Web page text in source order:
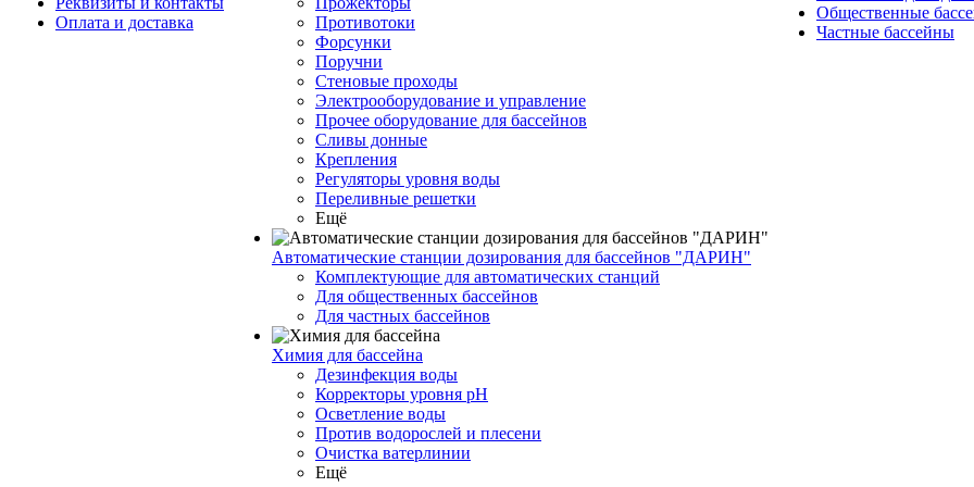
Оплата и доставка
Противотоки
Форсунки
Поручни
Стеновые проходы
Электрооборудование и управление
Прочее оборудование для бассейнов
Сливы донные
Крепления
Регуляторы уровня воды
Переливные решетки
Ещё
Автоматические станции дозирования для бассейнов "ДАРИН"
Комплектующие для автоматических станций
Для общественных бассейнов
Для частных бассейнов
Химия для бассейна
Дезинфекция воды
Корректоры уровня pH
Осветление воды
Против водорослей и плесени
Очистка ватерлинии
Ещё
Общественные
Частные бассейны